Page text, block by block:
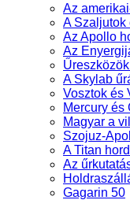
Az
A Szaljutok
Az Apollo
Az
A Skylab
Vosztok és
Mercury és
Magyar a
Szojuz-
A Titan
Az
Gagarin 50